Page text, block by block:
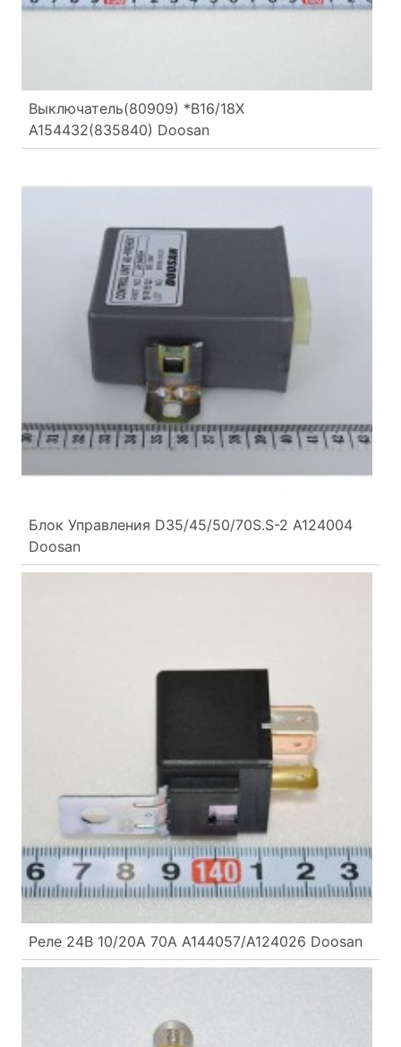
Выключатель(80909) *B16/18X
A154432(835840) Doosan
Блок Управления D35/45/50/70S.S-2 A124004
Doosan
Реле 24В 10/20А 70A A144057/A124026 Doosan